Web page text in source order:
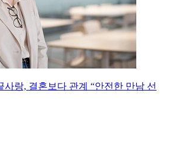
사랑, 결혼보다 관계 “안전한 만남 선